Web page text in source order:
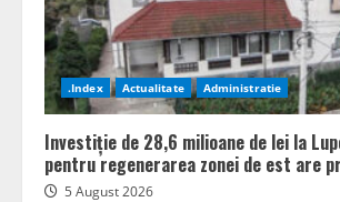
.Index Actualitate Administratie
Investiție de 28,6 milioane de lei la
pentru regenerarea zonei de est are
5 August 2026